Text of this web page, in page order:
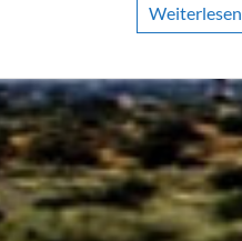
Weiterlesen